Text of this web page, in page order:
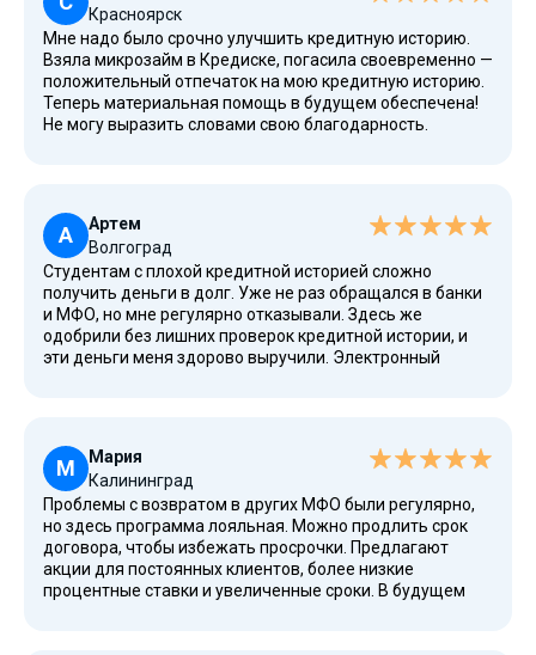
Красноярск
Мне надо было срочно улучшить кредитную историю.
Взяла микрозайм в Кредиске, погасила своевременно —
положительный отпечаток на мою кредитную историю.
Теперь материальная помощь в будущем обеспечена!
Не могу выразить словами свою благодарность.
А
Артем
Волгоград
Студентам с плохой кредитной историей сложно
получить деньги в долг. Уже не раз обращался в банки
и МФО, но мне регулярно отказывали. Здесь же
одобрили без лишних проверок кредитной истории, и
эти деньги меня здорово выручили. Электронный
М
Мария
Калининград
Проблемы с возвратом в других МФО были регулярно,
но здесь программа лояльная. Можно продлить срок
договора, чтобы избежать просрочки. Предлагают
акции для постоянных клиентов, более низкие
процентные ставки и увеличенные сроки. В будущем